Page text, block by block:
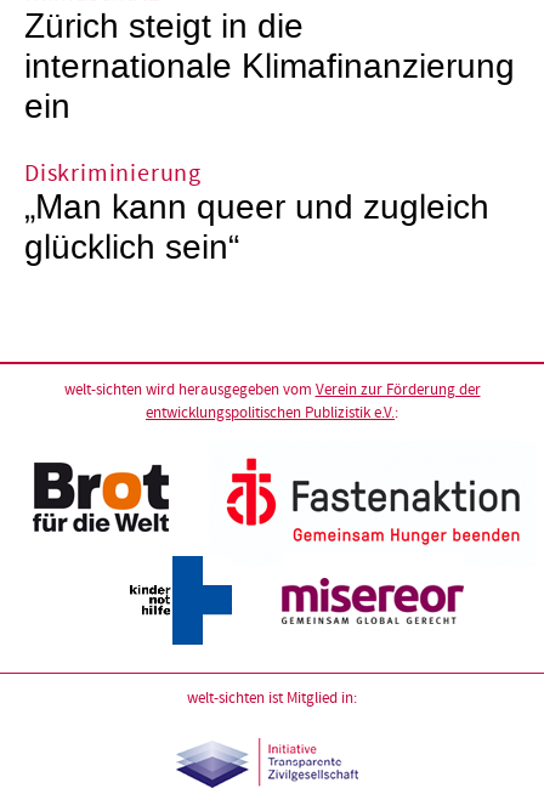
Zürich steigt in die
internationale Klimafinanzierung
ein
Diskriminierung
„Man kann queer und zugleich
glücklich sein“
welt-sichten wird herausgegeben vom Verein zur Förderung der
entwicklungspolitischen Publizistik e.V.:
welt-sichten ist Mitglied in: